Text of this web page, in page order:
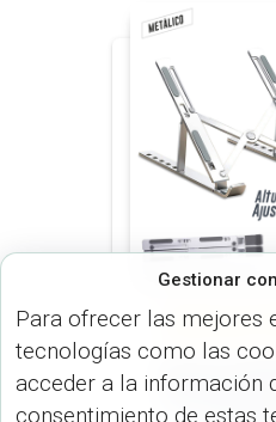
Gestionar
Para ofrecer las mejores
tecnologías como las
acceder a la información
consentimiento de estas
ARTÍCULOS
VARIOS (DISP.
Soporte
Portátil